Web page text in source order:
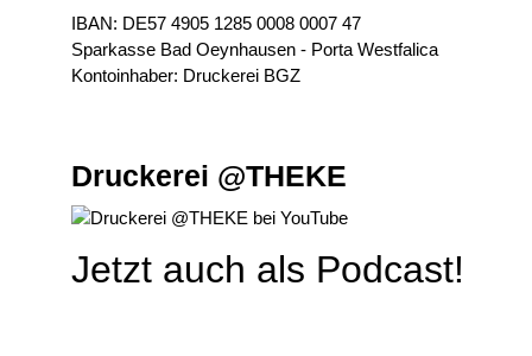
IBAN: DE57 4905 1285 0008 0007 47
Sparkasse Bad Oeynhausen - Porta Westfalica
Kontoinhaber: Druckerei BGZ
Druckerei @THEKE
Jetzt auch als Podcast!